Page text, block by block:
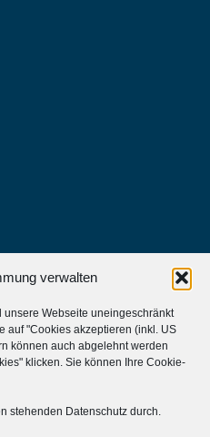
verwalten
Webseite uneingeschränkt
auf "Cookies akzeptieren (inkl. US
können auch abgelehnt werden
klicken. Sie können Ihre Cookie-
stehenden Datenschutz durch.